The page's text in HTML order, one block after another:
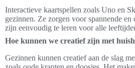
Interactieve kaartspellen zoals Uno en
gezinnen. Ze zorgen voor spannende en
zijn eenvoudig te leren voor alle
Hoe kunnen we creatief zijn met
Gezinnen kunnen creatief aan de slag